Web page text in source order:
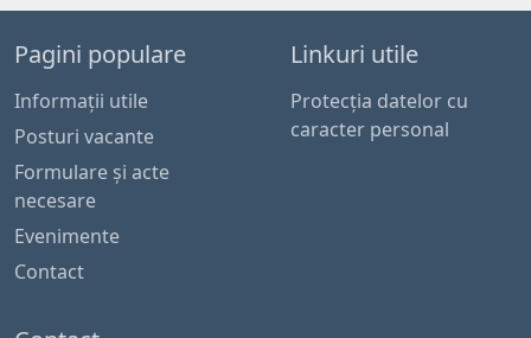
Pagini populare
Informaţii utile
Posturi vacante
Formulare și acte
necesare
Evenimente
Contact
Linkuri utile
Protecția datelor cu
caracter personal